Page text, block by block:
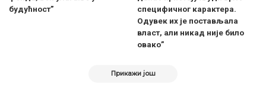
будућност”
специфичног карактера.
Одувек их је постављала
власт, али никад није било
овако”
Прикажи још